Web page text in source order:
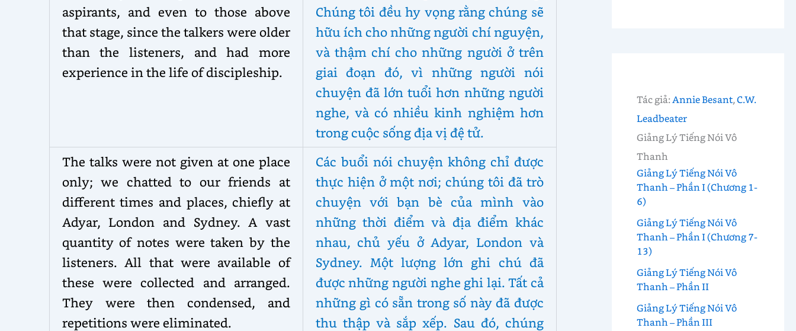
aspirants, and even to those above
that stage, since the talkers were older
than the listeners, and had more
experience in the life of discipleship.
Chúng tôi đều hy vọng rằng chúng sẽ
hữu ích cho những người chí nguyện,
và thậm chí cho những người ở trên
giai đoạn đó, vì những người nói
chuyện đã lớn tuổi hơn những người
nghe, và có nhiều kinh nghiệm hơn
trong cuộc sống địa vị đệ tử.
The talks were not given at one place
only; we chatted to our friends at
different times and places, chiefly at
Adyar, London and Sydney. A vast
quantity of notes were taken by the
listeners. All that were available of
these were collected and arranged.
They were then condensed, and
repetitions were eliminated.
Các buổi nói chuyện không chỉ được
thực hiện ở một nơi; chúng tôi đã trò
chuyện với bạn bè của mình vào
những thời điểm và địa điểm khác
nhau, chủ yếu ở Adyar, London và
Sydney. Một lượng lớn ghi chú đã
được những người nghe ghi lại. Tất cả
những gì có sẵn trong số này đã được
thu thập và sắp xếp. Sau đó, chúng
Tác giả:Annie Besant,C.W.
Leadbeater
Giảng Lý Tiếng Nói Vô
Thanh
Giảng Lý Tiếng Nói Vô
Thanh – Phần I (Chương 1-
6)
Giảng Lý Tiếng Nói Vô
Thanh – Phần I (Chương 7-
13)
Giảng Lý Tiếng Nói Vô
Thanh – Phần II
Giảng Lý Tiếng Nói Vô
Thanh – Phần III